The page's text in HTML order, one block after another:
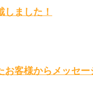
ました！
客様からメッセー